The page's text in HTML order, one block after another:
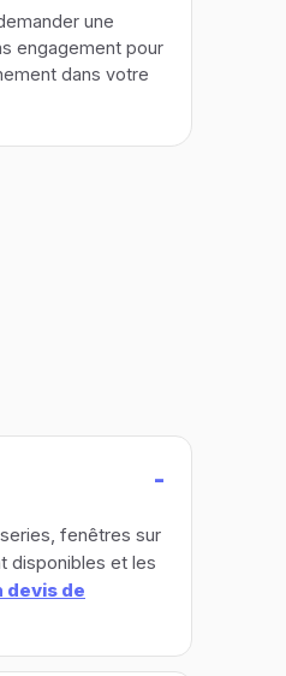
une
engagement pour
dans votre
fenêtres sur
disponibles et les
devis de